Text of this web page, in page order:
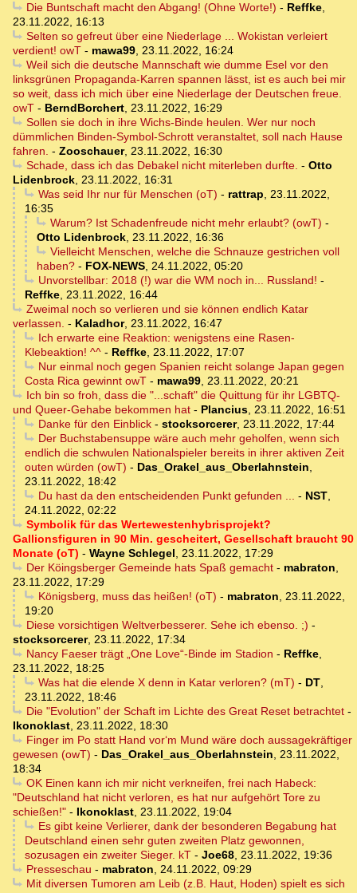
Die Buntschaft macht den Abgang! (Ohne Worte!) - Reffke,
23.11.2022, 16:13
Selten so gefreut über eine Niederlage ... Wokistan verleiert
verdient! owT - mawa99, 23.11.2022, 16:24
Weil sich die deutsche Mannschaft wie dumme Esel vor den
linksgrünen Propaganda-Karren spannen lässt, ist es auch bei mir
so weit, dass ich mich über eine Niederlage der Deutschen freue.
owT - BerndBorchert, 23.11.2022, 16:29
Sollen sie doch in ihre Wichs-Binde heulen. Wer nur noch
dümmlichen Binden-Symbol-Schrott veranstaltet, soll nach Hause
fahren. - Zooschauer, 23.11.2022, 16:30
Schade, dass ich das Debakel nicht miterleben durfte. - Otto
Lidenbrock, 23.11.2022, 16:31
Was seid Ihr nur für Menschen (oT) - rattrap, 23.11.2022,
16:35
Warum? Ist Schadenfreude nicht mehr erlaubt? (owT) -
Otto Lidenbrock, 23.11.2022, 16:36
Vielleicht Menschen, welche die Schnauze gestrichen voll
haben? - FOX-NEWS, 24.11.2022, 05:20
Unvorstellbar: 2018 (!) war die WM noch in... Russland! -
Reffke, 23.11.2022, 16:44
Zweimal noch so verlieren und sie können endlich Katar
verlassen. - Kaladhor, 23.11.2022, 16:47
Ich erwarte eine Reaktion: wenigstens eine Rasen-
Klebeaktion! ^^ - Reffke, 23.11.2022, 17:07
Nur einmal noch gegen Spanien reicht solange Japan gegen
Costa Rica gewinnt owT - mawa99, 23.11.2022, 20:21
Ich bin so froh, dass die "...schaft" die Quittung für ihr LGBTQ-
und Queer-Gehabe bekommen hat - Plancius, 23.11.2022, 16:51
Danke für den Einblick- stocksorcerer, 23.11.2022, 17:44
Der Buchstabensuppe wäre auch mehr geholfen, wenn sich
endlich die schwulen Nationalspieler bereits in ihrer aktiven Zeit
outen würden (owT) - Das_Orakel_aus_Oberlahnstein,
23.11.2022, 18:42
Du hast da den entscheidenden Punkt gefunden ... - NST,
24.11.2022, 02:22
Symbolik für das Wertewestenhybrisprojekt?
Gallionsfiguren in 90 Min. gescheitert, Gesellschaft braucht 90
Monate (oT) - Wayne Schlegel, 23.11.2022, 17:29
Der Köingsberger Gemeinde hats Spaß gemacht- mabraton,
23.11.2022, 17:29
Königsberg, muss das heißen! (oT) - mabraton, 23.11.2022,
19:20
Diese vorsichtigen Weltverbesserer. Sehe ich ebenso. ;) -
stocksorcerer, 23.11.2022, 17:34
Nancy Faeser trägt „One Love“-Binde im Stadion - Reffke,
23.11.2022, 18:25
Was hat die elende X denn in Katar verloren? (mT) - DT,
23.11.2022, 18:46
Die "Evolution" der Schaft im Lichte des Great Reset betrachtet-
Ikonoklast, 23.11.2022, 18:30
Finger im Po statt Hand vor‘m Mund wäre doch aussagekräftiger
gewesen (owT) - Das_Orakel_aus_Oberlahnstein, 23.11.2022,
18:34
OK Einen kann ich mir nicht verkneifen, frei nach Habeck:
"Deutschland hat nicht verloren, es hat nur aufgehört Tore zu
schießen!" - Ikonoklast, 23.11.2022, 19:04
Es gibt keine Verlierer, dank der besonderen Begabung hat
Deutschland einen sehr guten zweiten Platz gewonnen,
sozusagen ein zweiter Sieger. kT - Joe68, 23.11.2022, 19:36
Presseschau - mabraton, 24.11.2022, 09:29
Mit diversen Tumoren am Leib (z.B. Haut, Hoden) spielt es sich